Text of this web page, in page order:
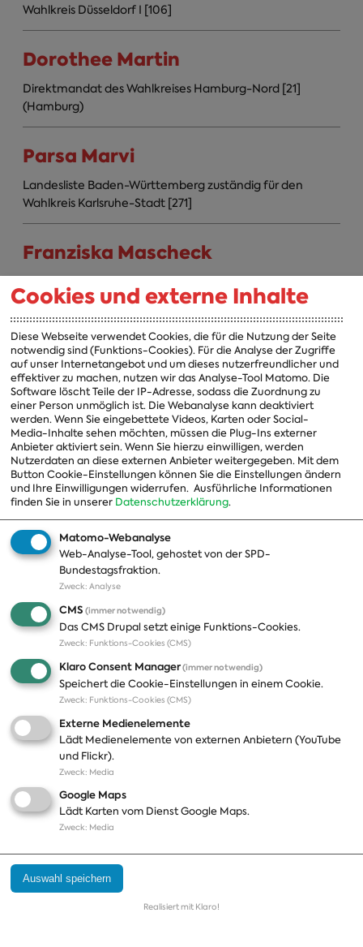
Wahlkreis Düsseldorf I [106]
Dorothee Martin
Direktmandat des Wahlkreises Hamburg-Nord [21]
(Hamburg)
Parsa Marvi
Landesliste Baden-Württemberg zuständig für den
Wahlkreis Karlsruhe-Stadt [271]
Franziska Mascheck
Land [154]
Katja Mast
Landesliste Baden-Württemberg zuständig für den
Wahlkreis Pforzheim [279]
Andreas Mehltretter
Landesliste Bayern zuständig für den Wahlkreis Freising
[214]
Takis Mehmet Ali
Landesliste Baden-Württemberg zuständig für den
Wahlkreis Lörrach - Müllheim [282]
bis 31.12.2024 (Mandatsverzicht)
Dirk-Ulrich Mende
Landesliste Niedersachsen zuständig für den Wahlkreis
Celle - Uelzen [44]
ab 25.01.2023
Robin Mesarosch
Landesliste Baden-Württemberg zuständig für den
Wahlkreis Zollernalb - Sigmaringen [295]
Kathrin Michel
Landesliste Sachsen zuständig für den Wahlkreis Bautzen
Cookies und externe Inhalte
Diese Webseite verwendet Cookies, die für die Nutzung der Seite
notwendig sind (Funktions-Cookies). Für die Analyse der Zugriffe
auf unser Internetangebot und um dieses nutzerfreundlicher und
effektiver zu machen, nutzen wir das Analyse-Tool Matomo. Die
Software löscht Teile der IP-Adresse, sodass die Zuordnung zu
einer Person unmöglich ist. Die Webanalyse kann deaktiviert
werden. Wenn Sie eingebettete Videos, Karten oder Social-
Media-Inhalte sehen möchten, müssen die Plug-Ins externer
Anbieter aktiviert sein. Wenn Sie hierzu einwilligen, werden
Nutzerdaten an diese externen Anbieter weitergegeben. Mit dem
Button Cookie-Einstellungen können Sie die Einstellungen ändern
und Ihre Einwilligungen widerrufen. Ausführliche Informationen
finden Sie in unserer Datenschutzerklärung.
Matomo-Webanalyse
Web-Analyse-Tool, gehostet von der SPD-
Bundestagsfraktion.
Zweck: Analyse
CMS (immer notwendig)
Das CMS Drupal setzt einige Funktions-Cookies.
Zweck: Funktions-Cookies (CMS)
Klaro Consent Manager(immer notwendig)
Speichert die Cookie-Einstellungen in einem Cookie.
Zweck: Funktions-Cookies (CMS)
Externe Medienelemente
Lädt Medienelemente von externen Anbietern (YouTube
und Flickr).
Zweck: Media
Google Maps
Lädt Karten vom Dienst Google Maps.
Zweck: Media
Auswahl speichern
Realisiert mit Klaro!